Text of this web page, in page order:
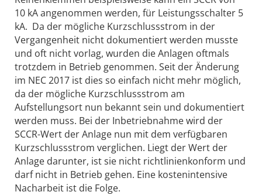
10 kA angenommen werden, für Leistungsschalter 5
kA. Da der mögliche Kurzschlussstrom in der
Vergangenheit nicht dokumentiert werden musste
und oft nicht vorlag, wurden die Anlagen oftmals
trotzdem in Betrieb genommen. Seit der Änderung
im NEC 2017 ist dies so einfach nicht mehr möglich,
da der mögliche Kurzschlussstrom am
Aufstellungsort nun bekannt sein und dokumentiert
werden muss. Bei der Inbetriebnahme wird der
SCCR-Wert der Anlage nun mit dem verfügbaren
Kurzschlussstrom verglichen. Liegt der Wert der
Anlage darunter, ist sie nicht richtlinienkonform und
darf nicht in Betrieb gehen. Eine kostenintensive
Nacharbeit ist die Folge.